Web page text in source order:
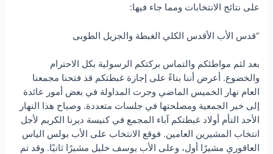
على نتائج الانتخابات ومما جاء فيها:
“قدس الأب الأقدس الكلي الغبطة والجزيل الطوبى
بعد لثم مواطئكم والتماس بركتكم الرسولية بكل الاحترام
والخضوع. أعرض أننا بناءً على إجازة غبطتكم قد فتحنا مجمعنا
العام نهار الخميس الماضي وجرت المداولة في بعض أمور عائدة
إلى خير الجمعية ومصلحتها في جلسات متعددة. وصباح هذا النهار
الأحد التأم أولاد غبطتكم آباء المجمع في كنيسة ديرنا الكريم لأجل
انتخاب المشيرين العامين. فوقع الانتخاب على الأب بولس الياس
العاقوري مشيرًا أول، وعلى الأب يوسف خليل مشيرًا ثانيًا. وقد تم